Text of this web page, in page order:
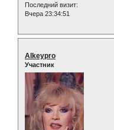
Последний визит:
Вчера 23:34:51
Alkeypro
Участник